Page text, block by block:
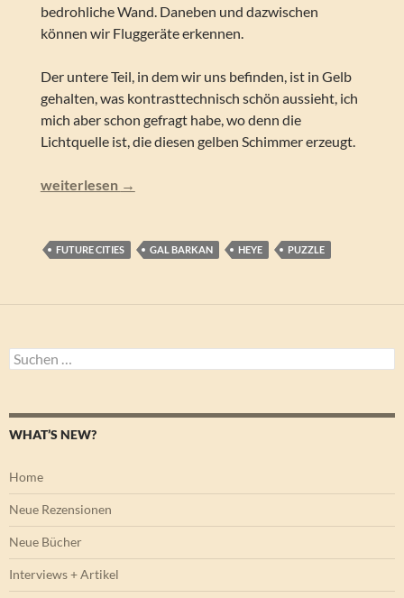
bedrohliche Wand. Daneben und dazwischen
können wir Fluggeräte erkennen.
Der untere Teil, in dem wir uns befinden, ist in Gelb
gehalten, was kontrasttechnisch schön aussieht, ich
mich aber schon gefragt habe, wo denn die
Lichtquelle ist, die diesen gelben Schimmer erzeugt.
Gal Barkan – Markets District (Future-Cities-Reihe,
weiterlesen →
FUTURE CITIES GAL BARKAN HEYE PUZZLE
Suchen
nach:
WHAT’S NEW?
Home
Neue Rezensionen
Neue Bücher
Interviews + Artikel